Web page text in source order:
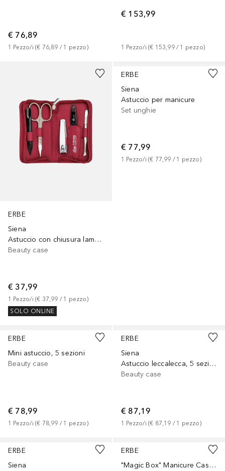
€ 76,89
1 Pezzo/i (€ 76,89 / 1 pezzo)
€ 153,99
1 Pezzo/i (€ 153,99 / 1 pezzo)
ERBE
Siena
Astuccio con chiusura lampo, 5 sezioni
Beauty case
€ 37,99
1 Pezzo/i (€ 37,99 / 1 pezzo)
SOLO ONLINE
ERBE
Siena
Astuccio per manicure
Set unghie
€ 77,99
1 Pezzo/i (€ 77,99 / 1 pezzo)
ERBE
Mini astuccio, 5 sezioni
Beauty case
€ 78,99
1 Pezzo/i (€ 78,99 / 1 pezzo)
ERBE
Siena
Astuccio leccalecca, 5 sezioni
Beauty case
€ 87,19
1 Pezzo/i (€ 87,19 / 1 pezzo)
ERBE
Siena
ERBE
"Magic Box" Manicure Case, silver mat, 7 pcs.